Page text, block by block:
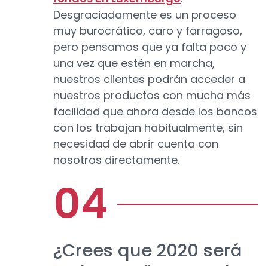
Desgraciadamente es un proceso
muy burocrático, caro y farragoso,
pero pensamos que ya falta poco y
una vez que estén en marcha,
nuestros clientes podrán acceder a
nuestros productos con mucha más
facilidad que ahora desde los bancos
con los trabajan habitualmente, sin
necesidad de abrir cuenta con
nosotros directamente.
¿Crees que 2020 será